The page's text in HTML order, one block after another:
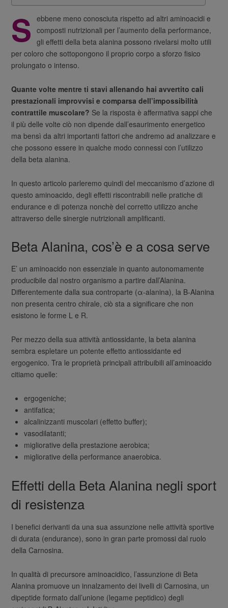
S
ebbene meno conosciuta rispetto ad altri aminoacidi e
composti nutrizionali per l’aumento della performance,
gli effetti della beta alanina possono rivelarsi molto utili
per coloro che sottopongono il proprio corpo a sforzo fisico
prolungato o intenso.
Quante volte mentre ti stavi allenando hai avvertito cali
prestazionali improvvisi e comparsa dell’impossibilità
contrattile muscolare? Se la risposta è affermativa sappi che
il più delle volte ciò non dipende dall’esaurimento energetico
ma bensì da altri importanti fattori che andremo ad analizzare e
che possono essere in qualche modo connessi con l’utilizzo
della beta alanina.
In questo articolo parleremo quindi del meccanismo d’azione di
questo aminoacido, degli effetti riscontrabili nelle pratiche di
endurance e di potenza nonchè del corretto utilizzo anche
attraverso delle sinergie nutrizionali amplificanti.
Beta Alanina, cos’è e a cosa serve
E’ un aminoacido non essenziale in quanto autonomamente
producibile dal nostro organismo a partire dall’Alanina.
Differentemente dalla sua controparte (α-alanina), la B-Alanina
non presenta centro chirale, ciò sta a significare che non
esistono le forme L e R.
Per mezzo della sua attività antiossidante, la beta alanina
sembra espletare un potente effetto antiossidante ed
ergogenico. Tra le proprietà principali attribuibili all’aminoacido
citiamo quelle:
ergogeniche;
antifatica;
alcalinizzanti muscolari (effetto buffer);
vasodilatanti;
migliorative della prestazione aerobica;
migliorative della performance anaerobica.
Effetti della Beta Alanina negli sport
di resistenza
I benefici derivanti da una sua assunzione nelle attività sportive
di durata (endurance), sono in gran parte promossi dal ruolo
della Carnosina.
In qualità di precursore aminoacidico, l’assunzione di Beta
Alanina promuove un innalzamento dei livelli di Carnosina, un
dipeptide formato dall’unione (legame peptidico) degli